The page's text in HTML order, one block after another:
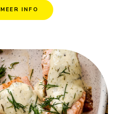
MEER INFO